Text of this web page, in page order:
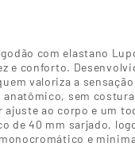
com elastano
e conforto.
valoriza a
anatômico, sem
ajuste ao corpo e um
de 40 mm sarjado,
e